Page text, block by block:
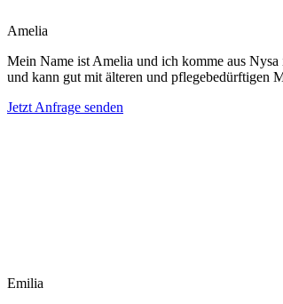
Amelia
Mein Name ist Amelia und ich komme aus
und kann gut mit älteren und pflegebedürftigen
Jetzt Anfrage senden
Emilia